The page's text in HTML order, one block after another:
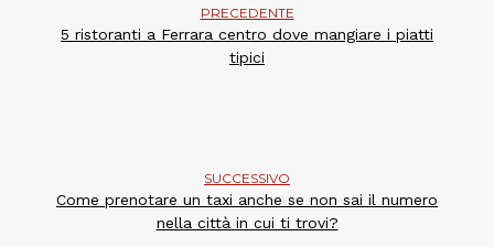
PRECEDENTE
5 ristoranti a Ferrara centro dove mangiare i piatti
tipici
SUCCESSIVO
Come prenotare un taxi anche se non sai il numero
nella città in cui ti trovi?